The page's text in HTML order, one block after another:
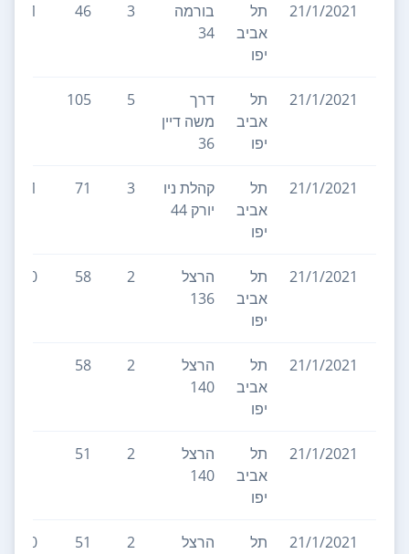
21/1/2021
תל
אביב
יפו
בורמה
34
3
46
1
21/1/2021
תל
אביב
יפו
דרך
משה דיין
36
5
105
21/1/2021
תל
אביב
יפו
קהלת ניו
יורק 44
3
71
1
21/1/2021
תל
אביב
יפו
הרצל
136
2
58
10
21/1/2021
תל
אביב
יפו
הרצל
140
2
58
21/1/2021
תל
אביב
יפו
הרצל
140
2
51
21/1/2021
תל
הרצל
2
51
10